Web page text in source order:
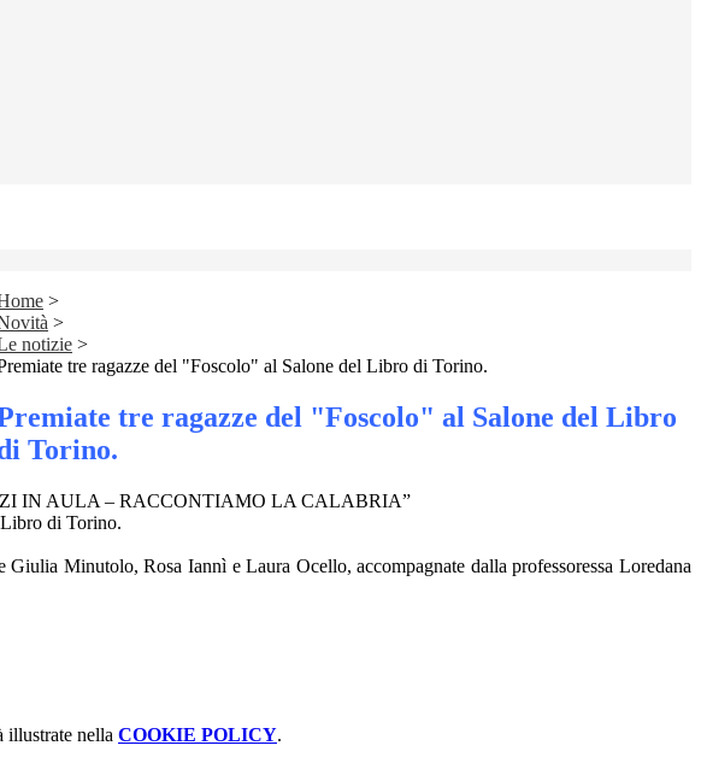
>
>
notizie >
tre ragazze del "Foscolo" al Salone del Libro di Torino.
tre ragazze del "Foscolo" al Salone del Libro
Torino.
IN AULA – RACCONTIAMO LA CALABRIA”
di Torino.
Minutolo, Rosa Iannì e Laura Ocello, accompagnate dalla professoressa Loredana
illustrate nella COOKIE POLICY.